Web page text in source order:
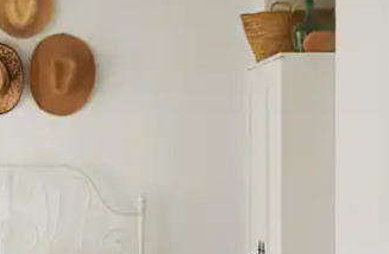
as seta para cima e para baixo do teclado ou